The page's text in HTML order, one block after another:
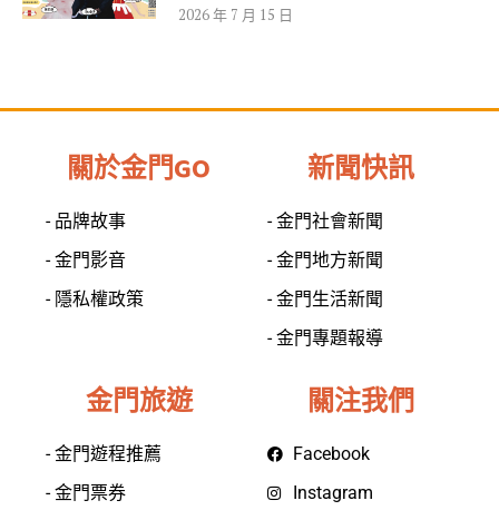
2026 年 7 月 15 日
關於金門GO
- 品牌故事
- 金門影音
- 隱私權政策
新聞快訊
- 金門社會新聞
- 金門地方新聞
- 金門生活新聞
- 金門專題報導
金門旅遊
- 金門遊程推薦
- 金門票券
關注我們
Facebook
Instagram